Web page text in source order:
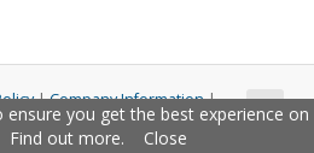
you get the best experience on
Find out more. Close
|Company Information|
Ltd. All Rights Reserved.